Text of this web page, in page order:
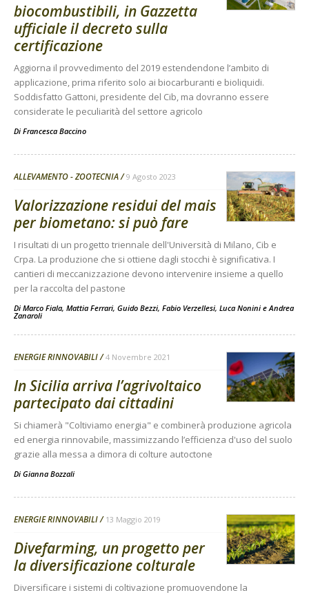
biocombustibili, in Gazzetta
ufficiale il decreto sulla
certificazione
Aggiorna il provvedimento del 2019 estendendone l’ambito di
applicazione, prima riferito solo ai biocarburanti e bioliquidi.
Soddisfatto Gattoni, presidente del Cib, ma dovranno essere
considerate le peculiarità del settore agricolo
Di Francesca Baccino
ALLEVAMENTO - ZOOTECNIA 9 Agosto 2023
Valorizzazione residui del mais
per biometano: si può fare
I risultati di un progetto triennale dell'Università di Milano, Cib e
Crpa. La produzione che si ottiene dagli stocchi è significativa. I
cantieri di meccanizzazione devono intervenire insieme a quello
per la raccolta del pastone
Di Marco Fiala, Mattia Ferrari, Guido Bezzi, Fabio Verzellesi, Luca Nonini eAndrea
Zanaroli
ENERGIE RINNOVABILI 4 Novembre 2021
In Sicilia arriva l’agrivoltaico
partecipato dai cittadini
Si chiamerà "Coltiviamo energia" e combinerà produzione agricola
ed energia rinnovabile, massimizzando l’efficienza d'uso del suolo
grazie alla messa a dimora di colture autoctone
Di Gianna Bozzali
ENERGIE RINNOVABILI 13 Maggio 2019
Divefarming, un progetto per
la diversificazione colturale
Diversificare i sistemi di coltivazione promuovendone la